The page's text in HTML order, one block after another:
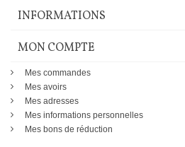
INFORMATIONS
MON COMPTE
Mes commandes
Mes avoirs
Mes adresses
Mes informations personnelles
Mes bons de réduction